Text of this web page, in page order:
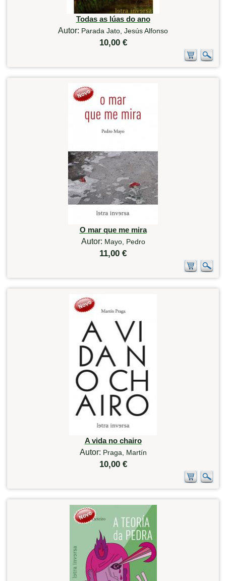
Todas as lúas do ano
Autor: Parada Jato, Jesús Alfonso
10,00 €
O mar que me mira
Autor: Mayo, Pedro
11,00 €
A vida no chairo
Autor: Praga, Martín
10,00 €